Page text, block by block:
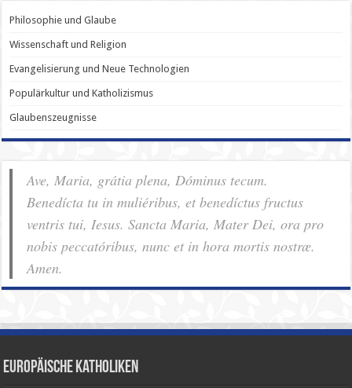
Philosophie und Glaube
Wissenschaft und Religion
Evangelisierung und Neue Technologien
Populärkultur und Katholizismus
Glaubenszeugnisse
Ave, Maria, grátia plena, Dóminus tecum.
Benedícta tu in muliéribus, et benedíctus fructus
ventris tui, Iesus. Sancta Maria, Mater Dei, ora pro
nobis pec­ca­tóribus, nunc et in hora mortis nostræ.
Amen.
Europäische Katholiken